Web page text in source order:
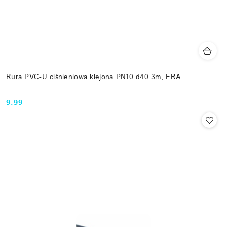
Rura PVC-U ciśnieniowa klejona PN10 d40 3m, ERA
Cena:
9.99